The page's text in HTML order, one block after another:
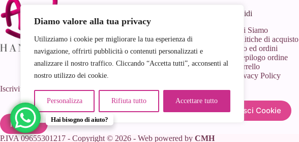
Diamo valore alla tua privacy
Utilizziamo i cookie per migliorare la tua esperienza di
navigazione, offrirti pubblicità o contenuti personalizzati e
analizzare il nostro traffico. Cliccando “Accetta tutti”, acconsenti al
nostro utilizzo dei cookie.
Personalizza Rifiuta tutto Accettare tutto
Iscriviti al nostro Gruppo Facebook!
Iscriviti
Link Rapidi
Chi Siamo
Politiche di acquisto
Info ed ordini
Riepilogo ordine
Carrello
Privacy Policy
Gestisci Cookie
P.IVA 09655301217 - Copyright © 2026 - Web powered by CMH
Hai bisogno di aiuto?